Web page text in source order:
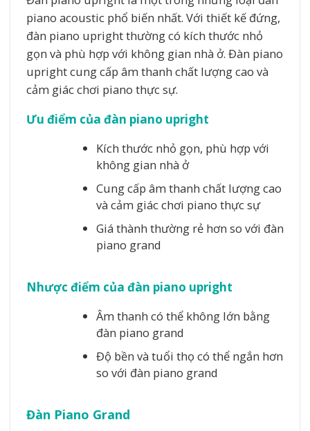
piano acoustic phổ biến nhất. Với thiết kế đứng,
đàn piano upright thường có kích thước nhỏ
gọn và phù hợp với không gian nhà ở. Đàn piano
upright cung cấp âm thanh chất lượng cao và
cảm giác chơi piano thực sự.
Ưu điểm của đàn piano upright
Kích thước nhỏ gọn, phù hợp với
không gian nhà ở
Cung cấp âm thanh chất lượng cao
và cảm giác chơi piano thực sự
Giá thành thường rẻ hơn so với đàn
piano grand
Nhược điểm của đàn piano upright
Âm thanh có thể không lớn bằng
đàn piano grand
Độ bền và tuổi thọ có thể ngắn hơn
so với đàn piano grand
Đàn Piano Grand